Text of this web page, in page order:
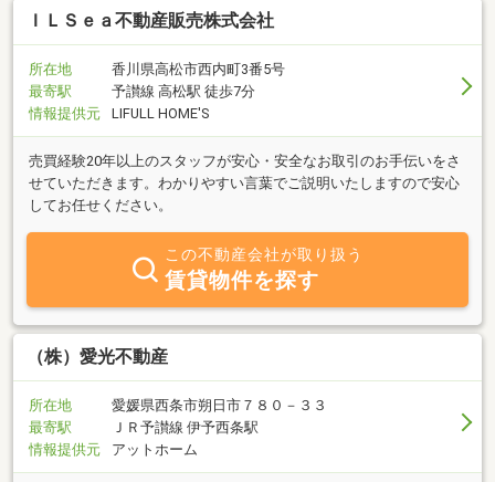
ＩＬＳｅａ不動産販売株式会社
所在地
香川県高松市西内町3番5号
最寄駅
予讃線 高松駅 徒歩7分
情報提供元
LIFULL HOME'S
売買経験20年以上のスタッフが安心・安全なお取引のお手伝いをさ
せていただきます。わかりやすい言葉でご説明いたしますので安心
してお任せください。
この不動産会社が取り扱う
賃貸物件を探す
（株）愛光不動産
所在地
愛媛県西条市朔日市７８０－３３
最寄駅
ＪＲ予讃線 伊予西条駅
情報提供元
アットホーム